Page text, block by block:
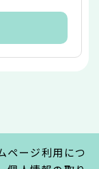
ページ利用につ